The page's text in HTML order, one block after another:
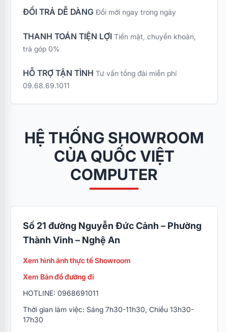
ĐỔI TRẢ DỄ DÀNG Đổi mới ngay trong ngày
THANH TOÁN TIỆN LỢI Tiền mặt, chuyển khoản,
trả góp 0%
HỖ TRỢ TẬN TÌNH Tư vấn tổng đài miễn phí
09.68.69.1011
HỆ THỐNG SHOWROOM
CỦA QUỐC VIỆT
COMPUTER
Số 21 đường Nguyễn Đức Cảnh – Phường
Thành Vinh – Nghệ An
Xem hình ảnh thực tế Showroom
Xem Bản đồ đường đi
HOTLINE: 0968691011
Thời gian làm việc: Sáng 7h30-11h30, Chiều 13h30-
17h30